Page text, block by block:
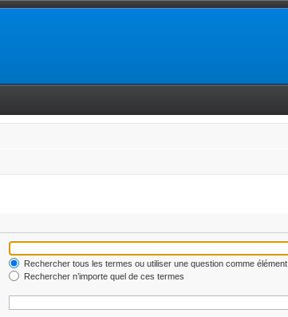
Rechercher tous les termes ou utiliser une question comme élément
Rechercher n’importe quel de ces termes